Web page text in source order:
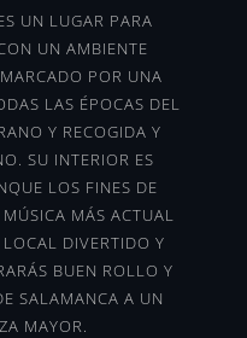
UN LUGAR PARA
UN AMBIENTE
POR UNA
LAS ÉPOCAS DEL
Y RECOGIDA Y
SU INTERIOR ES
LOS FINES DE
MÁS ACTUAL
DIVERTIDO Y
BUEN ROLLO Y
SALAMANCA A UN
MAYOR.